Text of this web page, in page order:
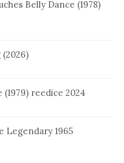
Belly Dance (1978)
reedice 2024
Legendary 1965